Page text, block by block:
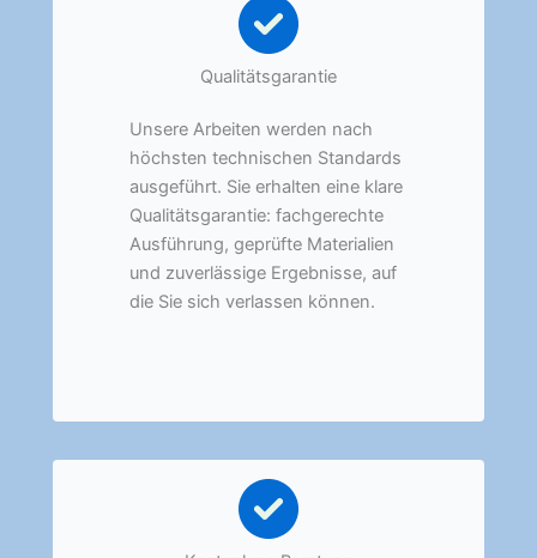
Qualitätsgarantie
Unsere Arbeiten werden nach
höchsten technischen Standards
ausgeführt. Sie erhalten eine klare
Qualitätsgarantie: fachgerechte
Ausführung, geprüfte Materialien
und zuverlässige Ergebnisse, auf
die Sie sich verlassen können.